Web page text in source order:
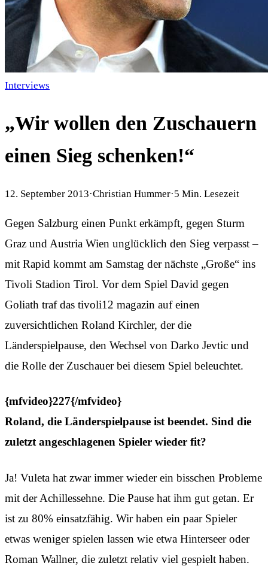
Interviews
„Wir wollen den Zuschauern
einen Sieg schenken!“
12. September 2013·Christian Hummer·5 Min. Lesezeit
Gegen Salzburg einen Punkt erkämpft, gegen Sturm
Graz und Austria Wien unglücklich den Sieg verpasst –
mit Rapid kommt am Samstag der nächste „Große“ ins
Tivoli Stadion Tirol. Vor dem Spiel David gegen
Goliath traf das tivoli12 magazin auf einen
zuversichtlichen Roland Kirchler, der die
Länderspielpause, den Wechsel von Darko Jevtic und
die Rolle der Zuschauer bei diesem Spiel beleuchtet.
{mfvideo}227{/mfvideo}
Roland, die Länderspielpause ist beendet. Sind die
zuletzt angeschlagenen Spieler wieder fit?
Ja! Vuleta hat zwar immer wieder ein bisschen Probleme
mit der Achillessehne. Die Pause hat ihm gut getan. Er
ist zu 80% einsatzfähig. Wir haben ein paar Spieler
etwas weniger spielen lassen wie etwa Hinterseer oder
Roman Wallner, die zuletzt relativ viel gespielt haben.